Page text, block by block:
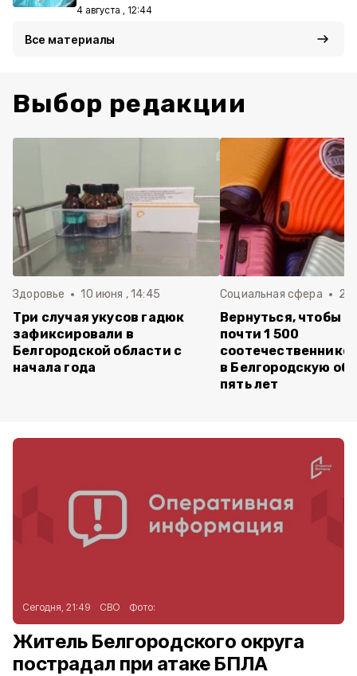
4 августа , 12:44
Все материалы
Выбор редакции
Здоровье 10 июня , 14:45
Три случая укусов гадюк
зафиксировали в
Белгородской области с
начала года
Социальная сфера 20
Вернуться, чтобы
почти 1 500
в Белгородскую
пять лет
Сегодня, 21:49 СВО Фото:
Житель Белгородского округа
пострадал при атаке БПЛА